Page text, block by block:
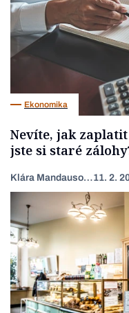
Ekonomika
Nevíte, jak
jste si staré
Klára Mandausová11. 2.